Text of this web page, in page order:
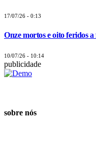
17/07/26 - 0:13
Onze mortos e oito feridos
10/07/26 - 10:14
publicidade
sobre nós